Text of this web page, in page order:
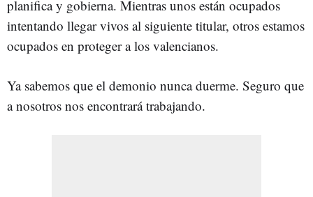
planifica y gobierna. Mientras unos están ocupados
intentando llegar vivos al siguiente titular, otros estamos
ocupados en proteger a los valencianos.
Ya sabemos que el demonio nunca duerme. Seguro que
a nosotros nos encontrará trabajando.